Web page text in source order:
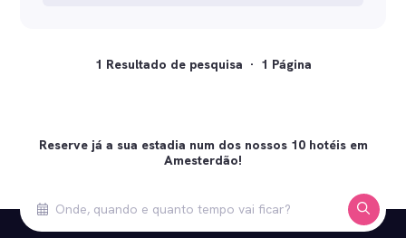
1 Resultado de pesquisa · 1 Página
Reserve já a sua estadia num dos nossos 10 hotéis em
Amesterdão!